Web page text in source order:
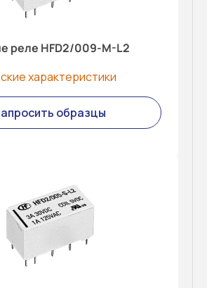
реле HFD2/009-M-L2
характеристики
образцы